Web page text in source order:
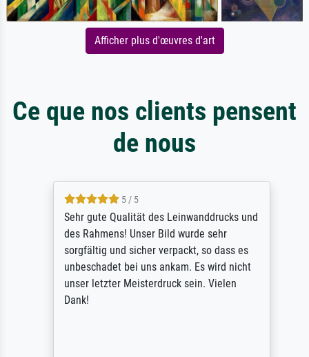
Afficher plus d'œuvres d'art
Ce que nos clients pensent
de nous
5 / 5
Sehr gute Qualität des Leinwanddrucks und
des Rahmens! Unser Bild wurde sehr
sorgfältig und sicher verpackt, so dass es
unbeschadet bei uns ankam. Es wird nicht
unser letzter Meisterdruck sein. Vielen
Dank!